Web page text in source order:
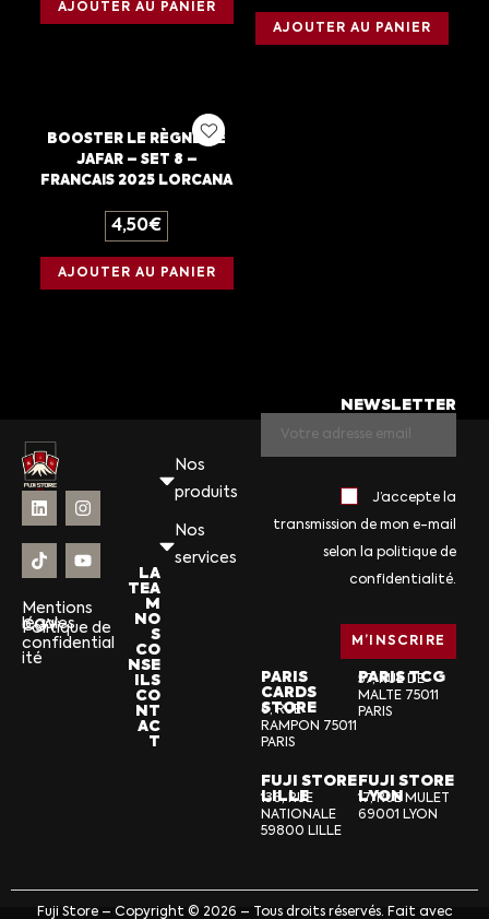
AJOUTER AU PANIER
AJOUTER AU PANIER
BOOSTER LE RÈGNE DE
JAFAR – SET 8 –
FRANCAIS 2025 LORCANA
4,50€
AJOUTER AU PANIER
Mentions
légales
CGV
Politique de
confidential
ité
Nos
produits
Nos
services
LA
TEA
M
NO
S
CO
NSE
ILS
CO
NT
AC
T
NEWSLETTER
J’accepte la
transmission de mon e-mail
selon la politique de
confidentialité.
PARIS
CARDS
STORE
6, RUE
RAMPON 75011
PARIS
PARIS TCG
57, RUE DE
MALTE 75011
PARIS
FUJI STORE
LILLE
136, RUE
NATIONALE
59800 LILLE
FUJI STORE
LYON
17, RUE MULET
69001 LYON
Fuji Store – Copyright © 2026 – Tous droits réservés. Fait avec